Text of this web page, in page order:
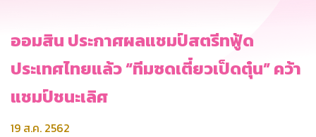
ออมสิน ประกาศผลแชมป์สตรีทฟู้ด
ประเทศไทยแล้ว “ทีมซดเตี๋ยวเป็ดตุ๋น” คว้า
แชมป์ชนะเลิศ
19 ส.ค. 2562